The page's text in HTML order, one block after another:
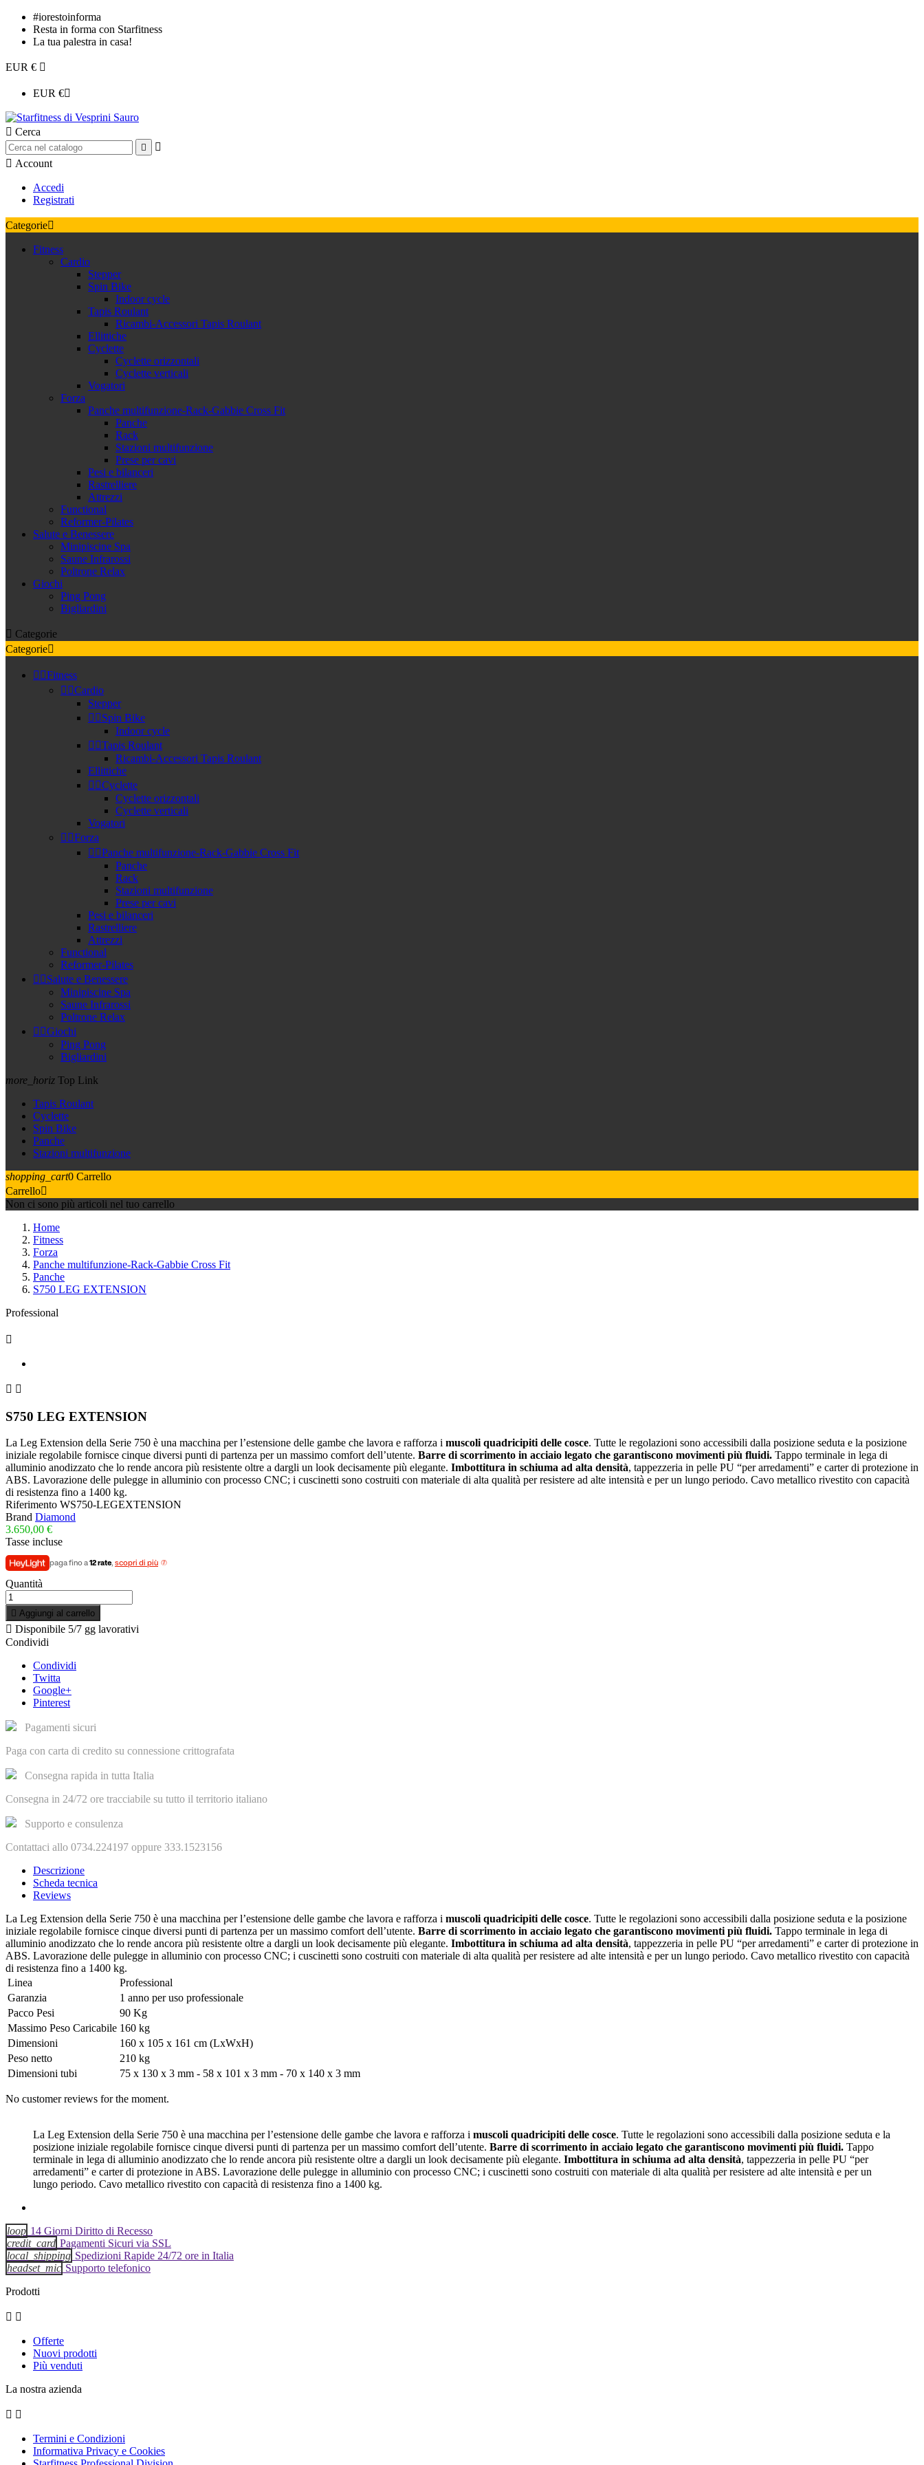
#iorestoinforma
Resta in forma con Starfitness
La tua palestra in casa!
EUR € 
EUR €
 Cerca


 Account
Accedi
Registrati
Categorie
Fitness
Cardio
Stepper
Spin Bike
Indoor cycle
Tapis Roulant
Ricambi-Accessori Tapis Roulant
Ellittiche
Cyclette
Cyclette orizzontali
Cyclette verticali
Vogatori
Forza
Panche multifunzione-Rack-Gabbie Cross Fit
Panche
Rack
Stazioni multifunzione
Prese per cavi
Pesi e bilanceri
Rastrelliere
Attrezzi
Functional
Reformer-Pilates
Salute e Benessere
Minipiscine Spa
Saune Infrarossi
Poltrone Relax
Giochi
Ping Pong
Bigliardini
 Categorie
Categorie
 Fitness
 Cardio
Stepper
 Spin Bike
Indoor cycle
 Tapis Roulant
Ricambi-Accessori Tapis Roulant
Ellittiche
 Cyclette
Cyclette orizzontali
Cyclette verticali
Vogatori
 Forza
 Panche multifunzione-Rack-Gabbie Cross Fit
Panche
Rack
Stazioni multifunzione
Prese per cavi
Pesi e bilanceri
Rastrelliere
Attrezzi
Functional
Reformer-Pilates
 Salute e Benessere
Minipiscine Spa
Saune Infrarossi
Poltrone Relax
 Giochi
Ping Pong
Bigliardini
more_horiz Top Link
Tapis Roulant
Cyclette
Spin Bike
Panche
Stazioni multifunzione
shopping_cart0 Carrello
Carrello
Non ci sono più articoli nel tuo carrello
Home
Fitness
Forza
Panche multifunzione-Rack-Gabbie Cross Fit
Panche
S750 LEG EXTENSION
Professional

 
S750 LEG EXTENSION
La Leg Extension della Serie 750 è una macchina per l’estensione delle gambe che lavora e rafforza i muscoli quadricipiti delle cosce. Tutte le regolazioni sono accessibili dalla posizione seduta e la posizione
iniziale regolabile fornisce cinque diversi punti di partenza per un massimo comfort dell’utente. Barre di scorrimento in acciaio legato che garantiscono movimenti più fluidi. Tappo terminale in lega di
alluminio anodizzato che lo rende ancora più resistente oltre a dargli un look decisamente più elegante. Imbottitura in schiuma ad alta densità, tappezzeria in pelle PU “per arredamenti” e carter di protezione in
ABS. Lavorazione delle pulegge in alluminio con processo CNC; i cuscinetti sono costruiti con materiale di alta qualità per resistere ad alte intensità e per un lungo periodo. Cavo metallico rivestito con capacità
di resistenza fino a 1400 kg.
Riferimento WS750-LEGEXTENSION
Brand Diamond
3.650,00 €
Tasse incluse
paga fino a12 rate, scopri di più
Quantità
 Aggiungi al carrello
 Disponibile 5/7 gg lavorativi
Condividi
Condividi
Twitta
Google+
Pinterest
Pagamenti sicuri
Paga con carta di credito su connessione crittografata
Consegna rapida in tutta Italia
Consegna in 24/72 ore tracciabile su tutto il territorio italiano
Supporto e consulenza
Contattaci allo 0734.224197 oppure 333.1523156
Descrizione
Scheda tecnica
Reviews
La Leg Extension della Serie 750 è una macchina per l’estensione delle gambe che lavora e rafforza i muscoli quadricipiti delle cosce. Tutte le regolazioni sono accessibili dalla posizione seduta e la posizione
iniziale regolabile fornisce cinque diversi punti di partenza per un massimo comfort dell’utente. Barre di scorrimento in acciaio legato che garantiscono movimenti più fluidi. Tappo terminale in lega di
alluminio anodizzato che lo rende ancora più resistente oltre a dargli un look decisamente più elegante. Imbottitura in schiuma ad alta densità, tappezzeria in pelle PU “per arredamenti” e carter di protezione in
ABS. Lavorazione delle pulegge in alluminio con processo CNC; i cuscinetti sono costruiti con materiale di alta qualità per resistere ad alte intensità e per un lungo periodo. Cavo metallico rivestito con capacità
di resistenza fino a 1400 kg.
Linea
Professional
Garanzia
1 anno per uso professionale
Pacco Pesi
90 Kg
Massimo Peso Caricabile 160 kg
Dimensioni
160 x 105 x 161 cm (LxWxH)
Peso netto
210 kg
Dimensioni tubi
75 x 130 x 3 mm - 58 x 101 x 3 mm - 70 x 140 x 3 mm
No customer reviews for the moment.
La Leg Extension della Serie 750 è una macchina per l’estensione delle gambe che lavora e rafforza i muscoli quadricipiti delle cosce. Tutte le regolazioni sono accessibili dalla posizione seduta e la
posizione iniziale regolabile fornisce cinque diversi punti di partenza per un massimo comfort dell’utente. Barre di scorrimento in acciaio legato che garantiscono movimenti più fluidi. Tappo
terminale in lega di alluminio anodizzato che lo rende ancora più resistente oltre a dargli un look decisamente più elegante. Imbottitura in schiuma ad alta densità, tappezzeria in pelle PU “per
arredamenti” e carter di protezione in ABS. Lavorazione delle pulegge in alluminio con processo CNC; i cuscinetti sono costruiti con materiale di alta qualità per resistere ad alte intensità e per un
lungo periodo. Cavo metallico rivestito con capacità di resistenza fino a 1400 kg.
loop 14 Giorni Diritto di Recesso
credit_card Pagamenti Sicuri via SSL
local_shipping Spedizioni Rapide 24/72 ore in Italia
headset_mic Supporto telefonico
Prodotti
 
Offerte
Nuovi prodotti
Più venduti
La nostra azienda
 
Termini e Condizioni
Informativa Privacy e Cookies